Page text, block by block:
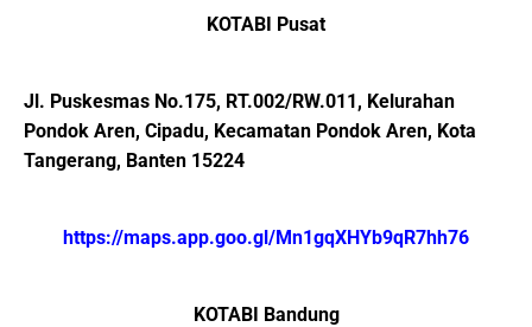
KOTABI Pusat
Jl. Puskesmas No.175, RT.002/RW.011, Kelurahan
Pondok Aren, Cipadu, Kecamatan Pondok Aren, Kota
Tangerang, Banten 15224
https://maps.app.goo.gl/Mn1gqXHYb9qR7hh76
KOTABI Bandung